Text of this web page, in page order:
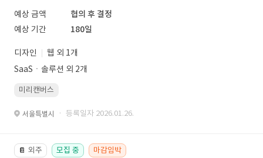
예상 금액
협의 후 결정
예상 기간
180일
디자인
웹 외 1개
SaaSㆍ솔루션 외 2개
미리캔버스
서울특별시 · 등록일자 2026.01.26.
📔 외주 모집 중 마감임박